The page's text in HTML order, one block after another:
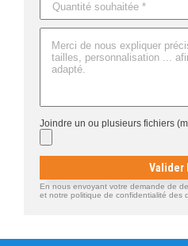
Joindre un ou plusieurs fichiers
Valider
En nous envoyant votre demande de
et notre politique de confidentialité des